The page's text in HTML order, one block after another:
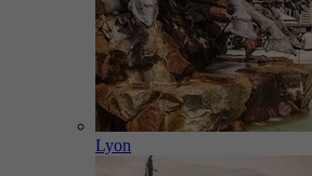
Lyon